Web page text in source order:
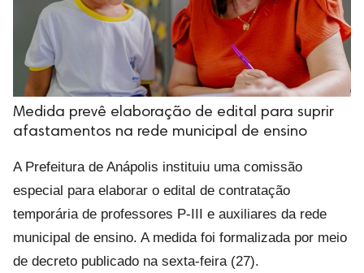
Medida prevê elaboração de edital para suprir
afastamentos na rede municipal de ensino
A Prefeitura de Anápolis instituiu uma comissão
especial para elaborar o edital de contratação
temporária de professores P-III e auxiliares da rede
municipal de ensino. A medida foi formalizada por meio
de decreto publicado na sexta-feira (27).